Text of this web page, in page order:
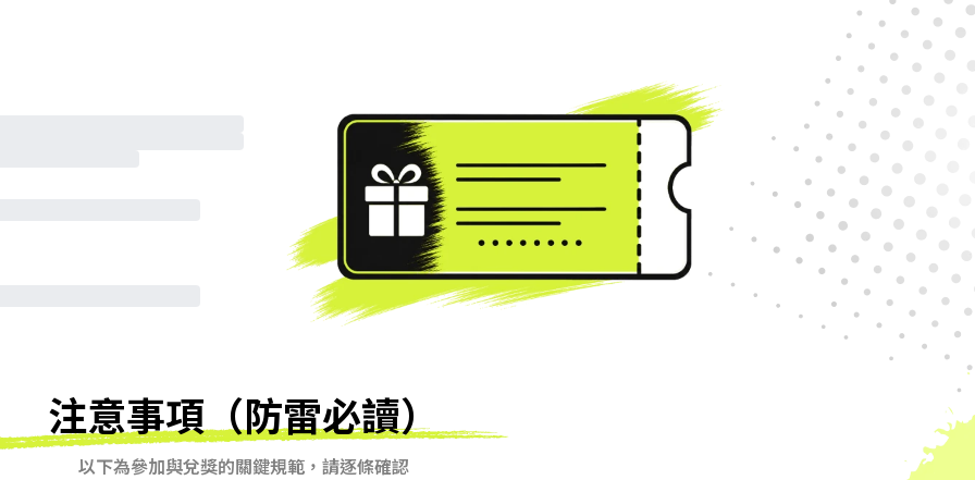
注意事項（防雷必讀）
以下為參加與兌獎的關鍵規範，請逐條確認